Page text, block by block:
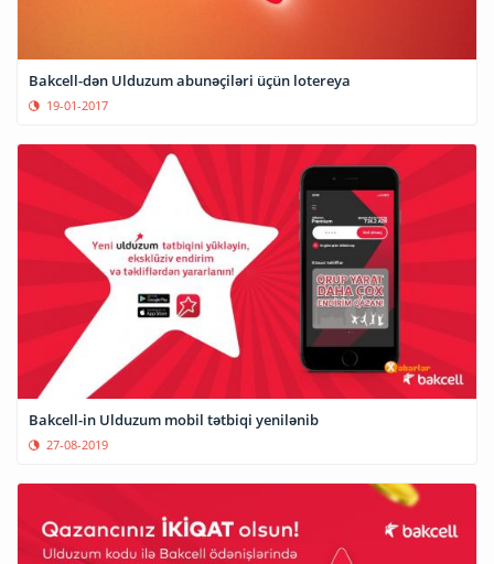
Bakcell-dən Ulduzum abunəçiləri üçün lotereya
19-01-2017
Bakcell-in Ulduzum mobil tətbiqi yenilənib
27-08-2019